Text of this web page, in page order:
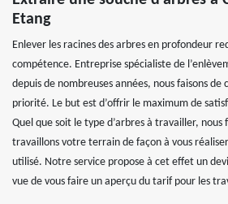
Etang
Enlever les racines des arbres en profondeur
compétence. Entreprise spécialiste de
depuis de nombreuses années, nous faisons de
priorité. Le but est d’offrir le maximum de
Quel que soit le type d’arbres à travailler,
travaillons votre terrain de façon à vous
utilisé. Notre service propose à cet effet un
vue de vous faire un aperçu du tarif pour les